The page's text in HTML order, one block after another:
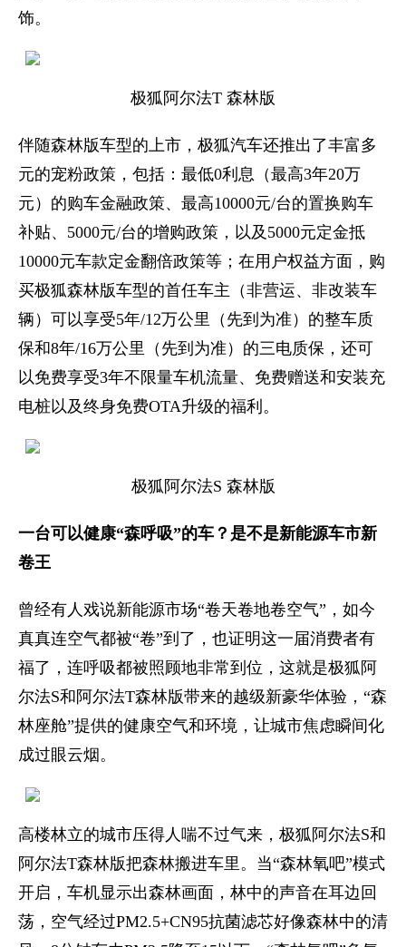
饰。
极狐阿尔法T 森林版
伴随森林版车型的上市，极狐汽车还推出了丰富多
元的宠粉政策，包括：最低0利息（最高3年20万
元）的购车金融政策、最高10000元/台的置换购车
补贴、5000元/台的增购政策，以及5000元定金抵
10000元车款定金翻倍政策等；在用户权益方面，购
买极狐森林版车型的首任车主（非营运、非改装车
辆）可以享受5年/12万公里（先到为准）的整车质
保和8年/16万公里（先到为准）的三电质保，还可
以免费享受3年不限量车机流量、免费赠送和安装充
电桩以及终身免费OTA升级的福利。
极狐阿尔法S 森林版
一台可以健康“森呼吸”的车？是不是新能源车市新
卷王
曾经有人戏说新能源市场“卷天卷地卷空气”，如今
真真连空气都被“卷”到了，也证明这一届消费者有
福了，连呼吸都被照顾地非常到位，这就是极狐阿
尔法S和阿尔法T森林版带来的越级新豪华体验，“森
林座舱”提供的健康空气和环境，让城市焦虑瞬间化
成过眼云烟。
高楼林立的城市压得人喘不过气来，极狐阿尔法S和
阿尔法T森林版把森林搬进车里。当“森林氧吧”模式
开启，车机显示出森林画面，林中的声音在耳边回
荡，空气经过PM2.5+CN95抗菌滤芯好像森林中的清